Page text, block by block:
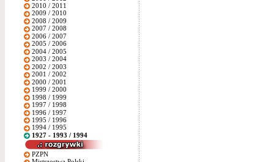
2010 / 2011
2009 / 2010
2008 / 2009
2007 / 2008
2006 / 2007
2005 / 2006
2004 / 2005
2003 / 2004
2002 / 2003
2001 / 2002
2000 / 2001
1999 / 2000
1998 / 1999
1997 / 1998
1996 / 1997
1995 / 1996
1994 / 1995
1927 - 1993 / 1994
PZPN